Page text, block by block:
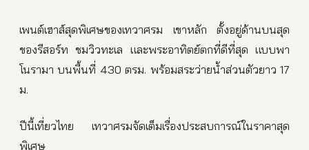
เพนต์เฮาส์สุดพิเศษของเทวาศรม เขาหลัก ตั้งอยู่ด้านบนสุด
ของรีสอร์ท ชมวิวทะเล​ และพระอาทิตย์ตก​ที่ดีที่สุด แบบพา
โนรามา​ บนพื้นที่ 430 ตรม. พร้อมสระว่ายน้ำส่วนตัวยาว 17
ม.
ปีนี้เที่ยวไทย เทวาศรมจัดเต็มเรื่องประสบการณ์ในราคาสุด
พิเศษ